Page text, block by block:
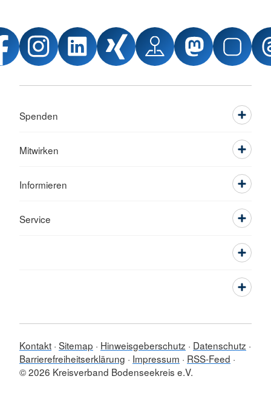
Spenden
Mitwirken
Informieren
Service
Kontakt Sitemap Hinweisgeberschutz
Datenschutz
Barrierefreiheitserklärung
Impressum
RSS-Feed
© 2026 Kreisverband Bodenseekreis e.V.